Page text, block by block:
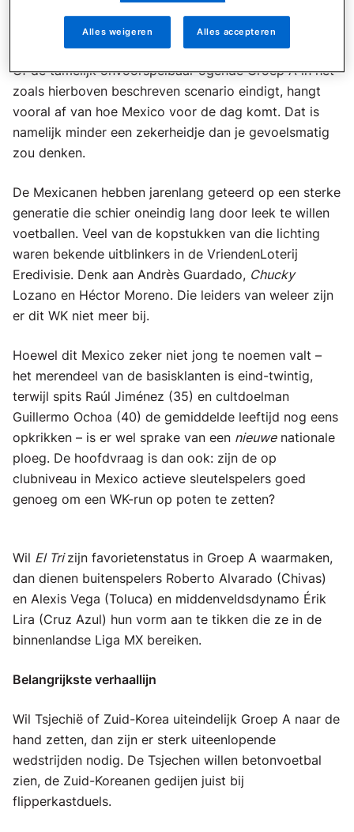
Hoofdvraag
Of de tamelijk onvoorspelbaar ogende Groep A in het
zoals hierboven beschreven scenario eindigt, hangt
vooral af van hoe Mexico voor de dag komt. Dat is
namelijk minder een zekerheidje dan je gevoelsmatig
zou denken.
De Mexicanen hebben jarenlang geteerd op een sterke
generatie die schier oneindig lang door leek te willen
voetballen. Veel van de kopstukken van die lichting
waren bekende uitblinkers in de VriendenLoterij
Eredivisie. Denk aan Andrès Guardado, Chucky
Lozano en Héctor Moreno. Die leiders van weleer zijn
er dit WK niet meer bij.
Hoewel dit Mexico zeker niet jong te noemen valt –
het merendeel van de basisklanten is eind-twintig,
terwijl spits Raúl Jiménez (35) en cultdoelman
Guillermo Ochoa (40) de gemiddelde leeftijd nog eens
opkrikken – is er wel sprake van een nieuwenationale
ploeg. De hoofdvraag is dan ook: zijn de op
clubniveau in Mexico actieve sleutelspelers goed
genoeg om een WK-run op poten te zetten?
Wil El Trizijn favorietenstatus in Groep A waarmaken,
dan dienen buitenspelers Roberto Alvarado (Chivas)
en Alexis Vega (Toluca) en middenveldsdynamo Érik
Lira (Cruz Azul) hun vorm aan te tikken die ze in de
binnenlandse Liga MX bereiken.
Belangrijkste verhaallijn
Wil Tsjechië of Zuid-Korea uiteindelijk Groep A naar de
hand zetten, dan zijn er sterk uiteenlopende
wedstrijden nodig. De Tsjechen willen betonvoetbal
zien, de Zuid-Koreanen gedijen juist bij
flipperkastduels.
Alles weigeren Alles accepteren